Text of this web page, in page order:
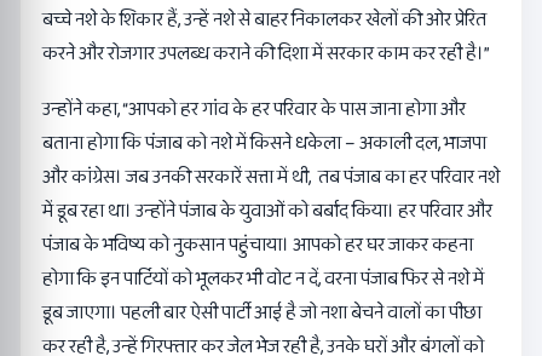
बच्चे नशे के शिकार हैं, उन्हें नशे से बाहर निकालकर खेलों की ओर प्रेरित
करने और रोजगार उपलब्ध कराने की दिशा में सरकार काम कर रही है।”
उन्होंने कहा, “आपको हर गांव के हर परिवार के पास जाना होगा और
बताना होगा कि पंजाब को नशे में किसने धकेला – अकाली दल, भाजपा
और कांग्रेस। जब उनकी सरकारें सत्ता में थी, तब पंजाब का हर परिवार नशे
में डूब रहा था। उन्होंने पंजाब के युवाओं को बर्बाद किया। हर परिवार और
पंजाब के भविष्य को नुकसान पहुंचाया। आपको हर घर जाकर कहना
होगा कि इन पार्टियों को भूलकर भी वोट न दें, वरना पंजाब फिर से नशे में
डूब जाएगा। पहली बार ऐसी पार्टी आई है जो नशा बेचने वालों का पीछा
कर रही है, उन्हें गिरफ्तार कर जेल भेज रही है, उनके घरों और बंगलों को